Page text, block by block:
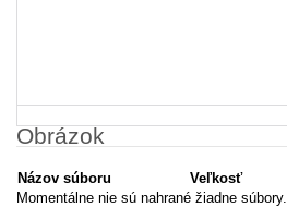
Obrázok
Názov súboru
Veľkosť
Momentálne nie sú nahrané žiadne súbory.